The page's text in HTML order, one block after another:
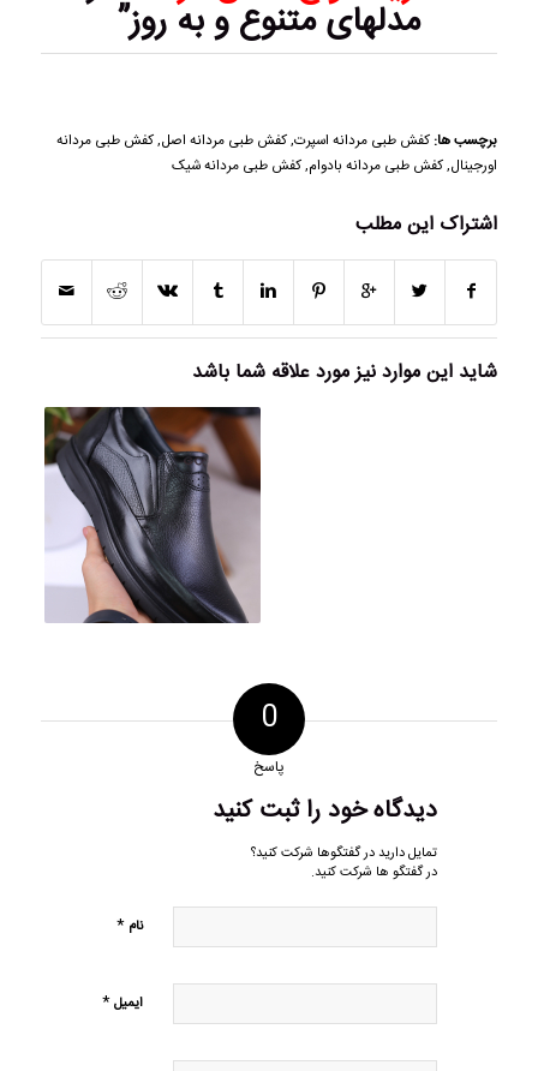
مدلهای متنوع و به روز”
برچسب ها: کفش طبی مردانه اسپرت,کفش طبی مردانه اصل,کفش طبی مردانه
اورجینال,کفش طبی مردانه بادوام,کفش طبی مردانه شیک
اشتراک این مطلب
شاید این موارد نیز مورد علاقه شما باشد
0
پاسخ
دیدگاه خود را ثبت کنید
تمایل دارید در گفتگوها شرکت کنید؟
در گفتگو ها شرکت کنید.
نام *
ایمیل*